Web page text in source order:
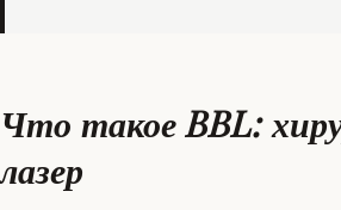
Что такое BBL:
лазер